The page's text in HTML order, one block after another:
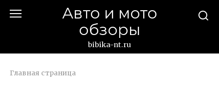
Авто и мото
обзоры
bibika-nt.ru
Главная страница